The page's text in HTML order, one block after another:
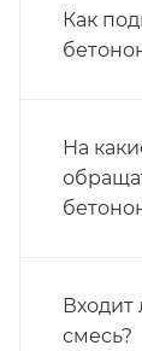
Как
На
Входит
смесь?